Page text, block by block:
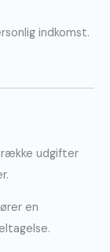
indkomst.
udgifter
en